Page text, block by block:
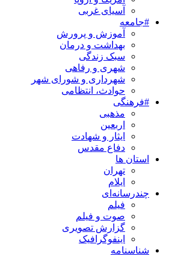
آسیای غربی
#جامعه
آموزش و پرورش
بهداشت و درمان
سبک زندگی
شهری و رفاهی
شهرداری و شورای شهر
حوادث، انتظامی
#فرهنگی
مذهبی
اربعین
ایثار و شهادت
دفاع مقدس
استان ها
تهران
ایلام
چندرسانه‌ای
فیلم
صوت و فیلم
گزارش تصویری
اینفوگرافیک
شناسنامه